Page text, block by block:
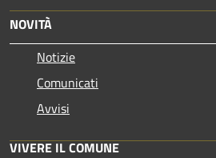
NOVITÀ
Notizie
Comunicati
Avvisi
VIVERE IL COMUNE